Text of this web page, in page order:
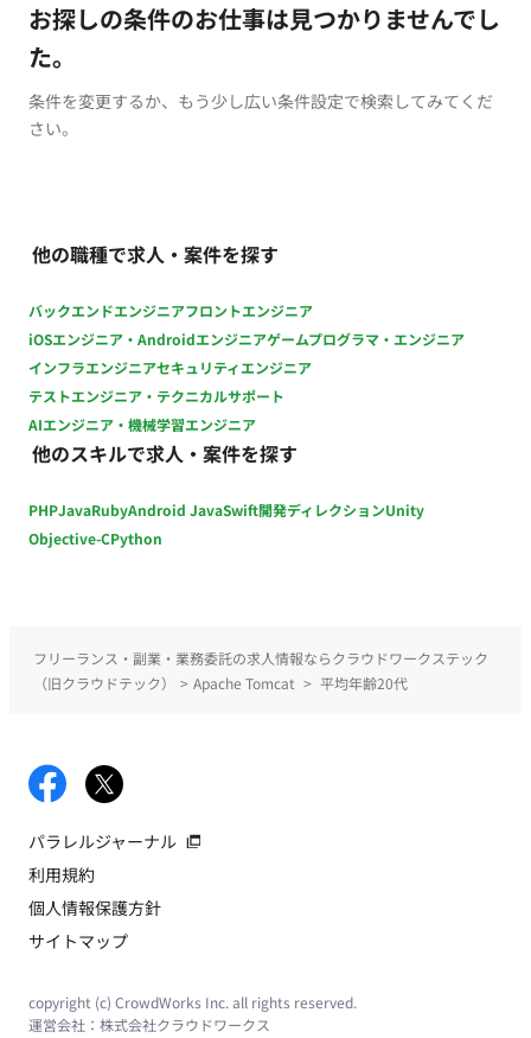
お探しの条件のお仕事は見つかりませんでし
た。
条件を変更するか、もう少し広い条件設定で検索してみてくだ
さい。
他の職種で求人・案件を探す
バックエンドエンジニアフロントエンジニア
iOSエンジニア・Androidエンジニアゲームプログラマ・エンジニア
インフラエンジニアセキュリティエンジニア
テストエンジニア・テクニカルサポート
AIエンジニア・機械学習エンジニア
他のスキルで求人・案件を探す
PHPJavaRubyAndroid JavaSwift開発ディレクションUnity
Objective-CPython
フリーランス・副業・業務委託の求人情報ならクラウドワークステック
（旧クラウドテック）
> Apache Tomcat > 平均年齢20代
パラレルジャーナル
利用規約
個人情報保護方針
サイトマップ
copyright (c) CrowdWorks Inc. all rights reserved.
運営会社： 株式会社クラウドワークス